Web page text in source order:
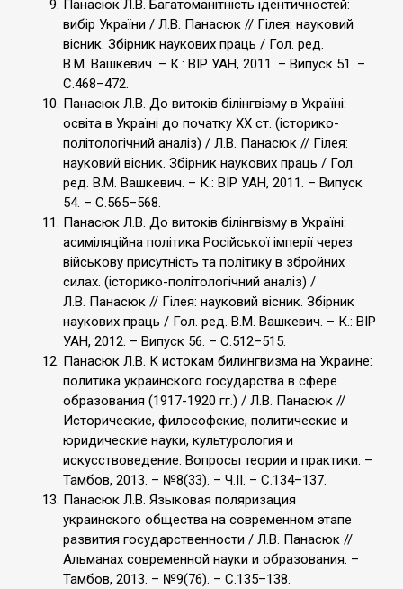
Панасюк Л.В. Багатоманітність ідентичностей:
вибір України / Л.В. Панасюк // Гілея: науковий
вісник. Збірник наукових праць / Гол. ред.
В.М. Вашкевич. – К.: ВІР УАН, 2011. – Випуск 51. –
С.468–472.
Панасюк Л.В. До витоків білінгвізму в Україні:
освіта в Україні до початку ХХ ст. (історико-
політологічний аналіз) / Л.В. Панасюк // Гілея:
науковий вісник. Збірник наукових праць / Гол.
ред. В.М. Вашкевич. – К.: ВІР УАН, 2011. – Випуск
54. – С.565–568.
Панасюк Л.В. До витоків білінгвізму в Україні:
асиміляційна політика Російської імперії через
військову присутність та політику в збройних
силах. (історико-політологічний аналіз) /
Л.В. Панасюк // Гілея: науковий вісник. Збірник
наукових праць / Гол. ред. В.М. Вашкевич. – К.: ВІР
УАН, 2012. – Випуск 56. – С.512–515.
Панасюк Л.В. К истокам билингвизма на Украине:
политика украинского государства в сфере
образования (1917-1920 гг.) / Л.В. Панасюк //
Исторические, философские, политические и
юридические науки, культурология и
искусствоведение. Вопросы теории и практики. –
Тамбов, 2013. – №8(33). – Ч.ІІ. – С.134–137.
Панасюк Л.В. Языковая поляризация
украинского общества на современном этапе
развития государственности / Л.В. Панасюк //
Альманах современной науки и образования. –
Тамбов, 2013. – №9(76). – С.135–138.